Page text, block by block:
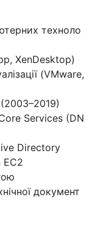
техноло
XenDesktop)
(VMware,
Services (DN
Directory
EC2
документ